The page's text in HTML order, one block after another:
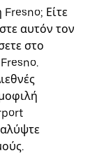
Είτε
αυτόν τον
στο